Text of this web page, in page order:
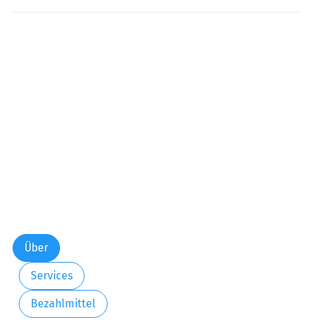
Über
Services
Bezahlmittel